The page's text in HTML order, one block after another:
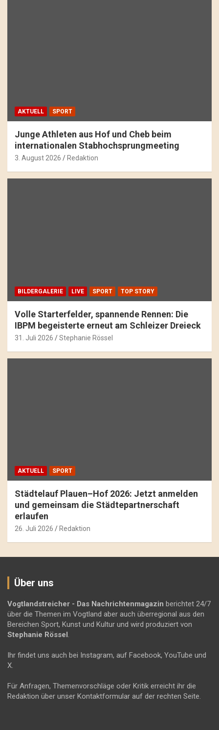
AKTUELL SPORT
Junge Athleten aus Hof und Cheb beim
internationalen Stabhochsprungmeeting
3. August 2026 Redaktion
BILDERGALERIE LIVE SPORT TOP STORY
Volle Starterfelder, spannende Rennen: Die
IBPM begeisterte erneut am Schleizer Dreieck
31. Juli 2026 Stephanie Rössel
AKTUELL SPORT
Städtelauf Plauen–Hof 2026: Jetzt anmelden
und gemeinsam die Städtepartnerschaft
erlaufen
26. Juli 2026 Redaktion
Über uns
Vogtlandstreicher - Das Nachrichtenmagazin berichtet 24/7
über die Themen im Vogtland aber auch überregional aus den
Bereichen Sport, Kunst und Kultur und wird produziert von
Stephanie Rössel .
Ihr findet uns auch bei Instagram, auf Facebook, YouTube und
X.
Für Anfragen, Themenvorschläge oder Kritik erreicht ihr die
Redaktion über unser Kontaktformular auf der rechten Seite.